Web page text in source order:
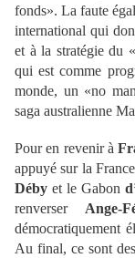
fonds». La faute
international qui
et à la stratégie du
qui est comme
monde, un «no
saga australienne
Pour en revenir à
appuyé sur la
Déby et le Gabon
renverser Ange-
démocratiquement
Au final, ce sont